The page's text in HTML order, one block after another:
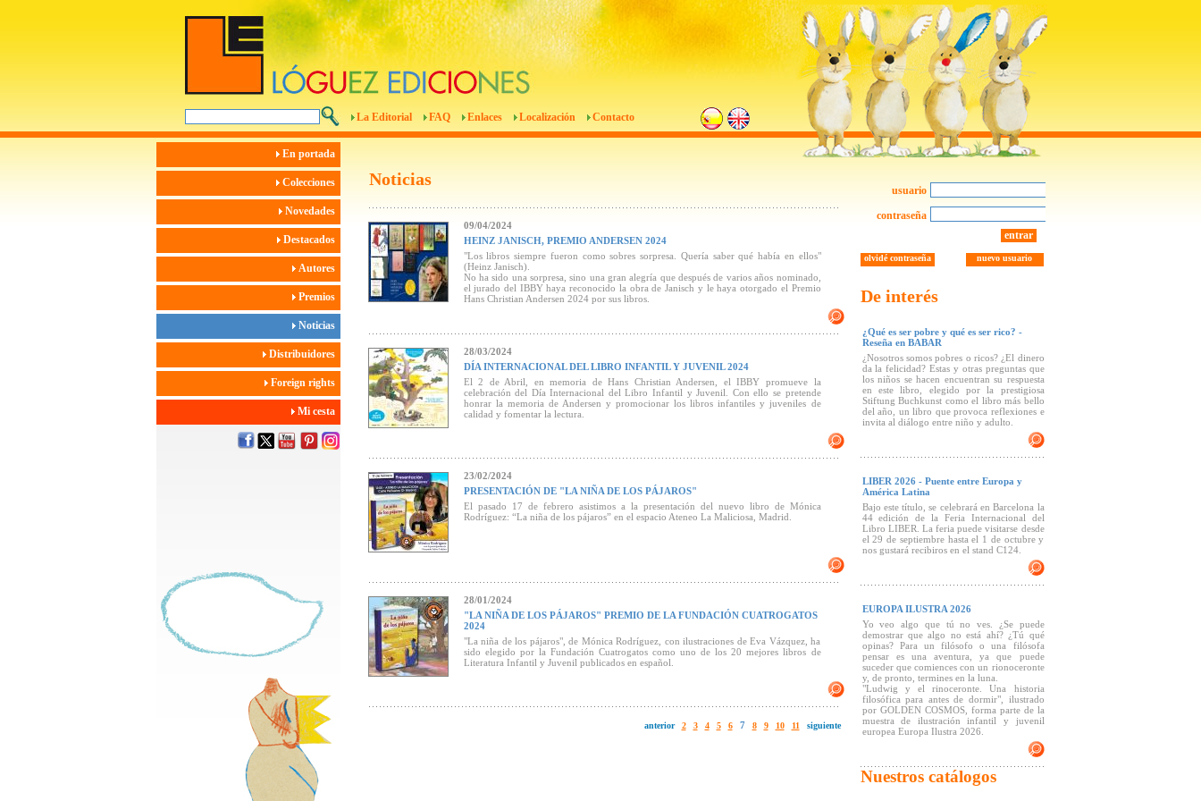
La Editorial FAQ Enlaces Localización Contacto
En portada
Colecciones
Novedades
Destacados
Autores
Premios
Noticias
Distribuidores
Foreign rights
Mi cesta
Noticias
09/04/2024
HEINZ JANISCH, PREMIO ANDERSEN 2024
"Los libros siempre fueron como sobres sorpresa. Quería saber qué había en ellos"
(Heinz Janisch).
No ha sido una sorpresa, sino una gran alegría que después de varios años nominado,
el jurado del IBBY haya reconocido la obra de Janisch y le haya otorgado el Premio
Hans Christian Andersen 2024 por sus libros.
28/03/2024
DÍA INTERNACIONAL DEL LIBRO INFANTIL Y JUVENIL 2024
El 2 de Abril, en memoria de Hans Christian Andersen, el IBBY promueve la
celebración del Día Internacional del Libro Infantil y Juvenil. Con ello se pretende
honrar la memoria de Andersen y promocionar los libros infantiles y juveniles de
calidad y fomentar la lectura.
23/02/2024
PRESENTACIÓN DE "LA NIÑA DE LOS PÁJAROS"
El pasado 17 de febrero asistimos a la presentación del nuevo libro de Mónica
Rodríguez: “La niña de los pájaros” en el espacio Ateneo La Maliciosa, Madrid.
28/01/2024
"LA NIÑA DE LOS PÁJAROS" PREMIO DE LA FUNDACIÓN CUATROGATOS
2024
"La niña de los pájaros", de Mónica Rodríguez, con ilustraciones de Eva Vázquez, ha
sido elegido por la Fundación Cuatrogatos como uno de los 20 mejores libros de
Literatura Infantil y Juvenil publicados en español.
anterior 2 3 4 5 6 7 8 9 10 11 siguiente
usuario
contraseña
entrar
nuevo usuario
olvidé contraseña
De interés
¿Qué es ser pobre y qué es ser rico? -
Reseña en BABAR
¿Nosotros somos pobres o ricos? ¿El dinero
da la felicidad? Estas y otras preguntas que
los niños se hacen encuentran su respuesta
en este libro, elegido por la prestigiosa
Stiftung Buchkunst como el libro más bello
del año, un libro que provoca reflexiones e
invita al diálogo entre niño y adulto.
LIBER 2026 - Puente entre Europa y
América Latina
Bajo este título, se celebrará en Barcelona la
44 edición de la Feria Internacional del
Libro LIBER. La feria puede visitarse desde
el 29 de septiembre hasta el 1 de octubre y
nos gustará recibiros en el stand C124.
EUROPA ILUSTRA 2026
Yo veo algo que tú no ves. ¿Se puede
demostrar que algo no está ahí? ¿Tú qué
opinas? Para un filósofo o una filósofa
pensar es una aventura, ya que puede
suceder que comiences con un rionoceronte
y, de pronto, termines en la luna.
"Ludwig y el rinoceronte. Una historia
filosófica para antes de dormir", ilustrado
por GOLDEN COSMOS, forma parte de la
muestra de ilustración infantil y juvenil
europea Europa Ilustra 2026.
Nuestros catálogos